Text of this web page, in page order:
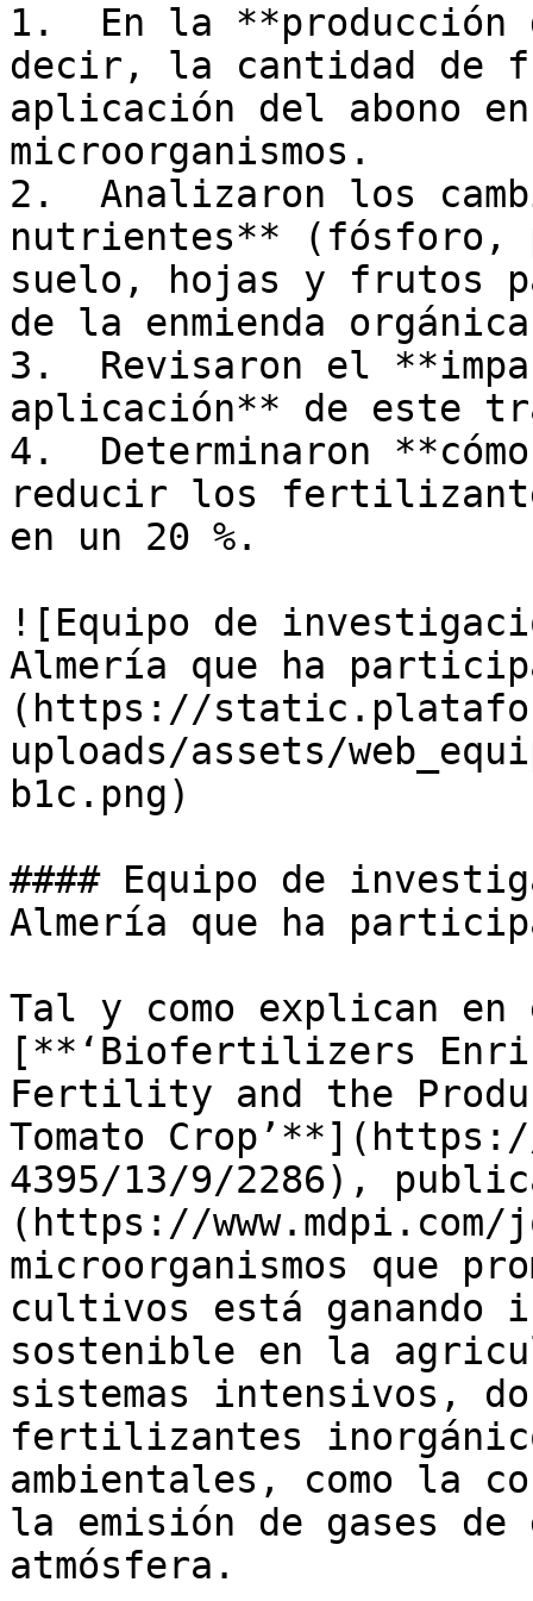
1.  En la **producción
decir, la cantidad de
aplicación del abono
microorganismos.
2.  Analizaron los
nutrientes** (fósforo,
suelo, hojas y frutos
de la enmienda
3.  Revisaron el
aplicación** de este
4.  Determinaron
reducir los
en un 20 %.
![Equipo de
Almería que ha
(https://
uploads/assets/
b1c.png)
#### Equipo de
Almería que ha
Tal y como explican
[**‘Biofertilizers
Fertility and the
Tomato Crop’**](https://
4395/13/9/2286),
(https://
microorganismos que
cultivos está ganando
sostenible en la
sistemas intensivos,
fertilizantes
ambientales, como la
la emisión de gases
atmósfera.